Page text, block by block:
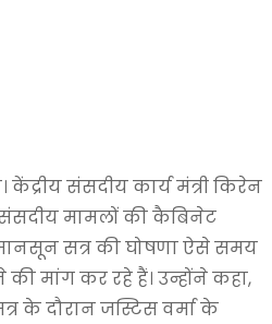
संसदीय कार्य मंत्री किरेन
संसदीय मामलों की कैबिनेट
मानसून सत्र की घोषणा ऐसे समय
मांग कर रहे हैं। उन्होंने कहा,
के दौरान जस्टिस वर्मा के